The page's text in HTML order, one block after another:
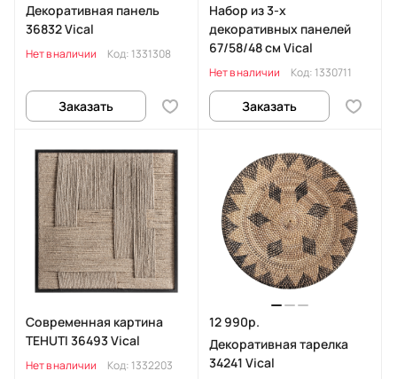
Декоративная панель
36832 Vical
Нет в наличии Код: 1331308
Заказать
Набор из 3-х
декоративных панелей
67/58/48 см Vical
Нет в наличии Код: 1330711
Заказать
Современная картина
TEHUTI 36493 Vical
Нет в наличии Код: 1332203
12 990р.
Декоративная тарелка
34241 Vical